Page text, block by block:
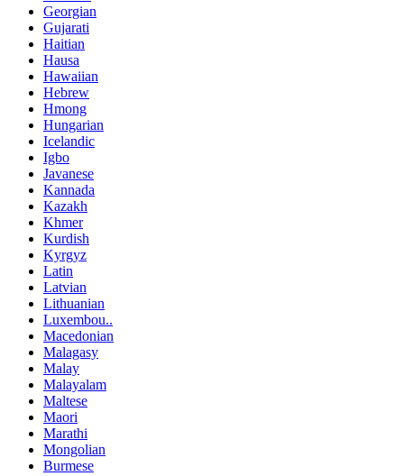
Georgian
Gujarati
Haitian
Hausa
Hawaiian
Hebrew
Hmong
Hungarian
Icelandic
Igbo
Javanese
Kannada
Kazakh
Khmer
Kurdish
Kyrgyz
Latin
Latvian
Lithuanian
Luxembou..
Macedonian
Malagasy
Malay
Malayalam
Maltese
Maori
Marathi
Mongolian
Burmese